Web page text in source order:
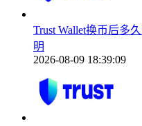
Trust Wallet换币后多
明
2026-08-09 18:39:09